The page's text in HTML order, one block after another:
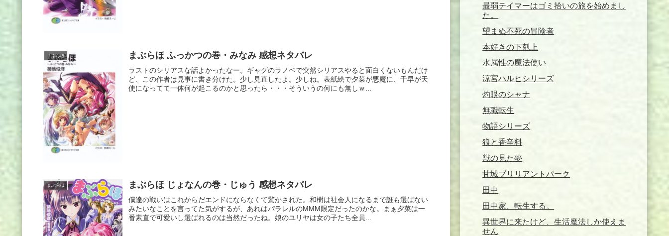
まぶらほ まぶらほ ふっかつの巻・みなみ 感想ネタバレ
ラストのシリアスな話よかったなー。ギャグのラノベで突然シリアスやると面白くないもんだけ
ど、この作者は見事に書き分けた。少し見直したよ。少しね。表紙絵で夕菜が悪魔に、千早が天
使になってて一体何が起こるのかと思ったら・・・そういうの何にも無しｗ...
まぶらほ まぶらほ じょなんの巻・じゅう 感想ネタバレ
僕達の戦いはこれからだエンドにならなくて驚かされた。和樹は社会人になるまで誰も選ばない
みたいなことを言ってた気がするが、あれはパラレルのMMM限定だったのかな。まぁ夕菜は一
番素直で可愛いし選ばれるのは当然だったね。娘のユリヤは女の子たち全員...
最弱テイマーはゴミ拾いの旅を始めまし
た。
望まぬ不死の冒険者
本好きの下剋上
水属性の魔法使い
涼宮ハルヒシリーズ
灼眼のシャナ
無職転生
物語シリーズ
狼と香辛料
獣の見た夢
甘城ブリリアントパーク
田中
田中家、転生する。
異世界に来たけど、生活魔法しか使えま
せん